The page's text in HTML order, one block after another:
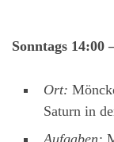
Sonntags 14:00
Ort:
Saturn in
Aufgaben: